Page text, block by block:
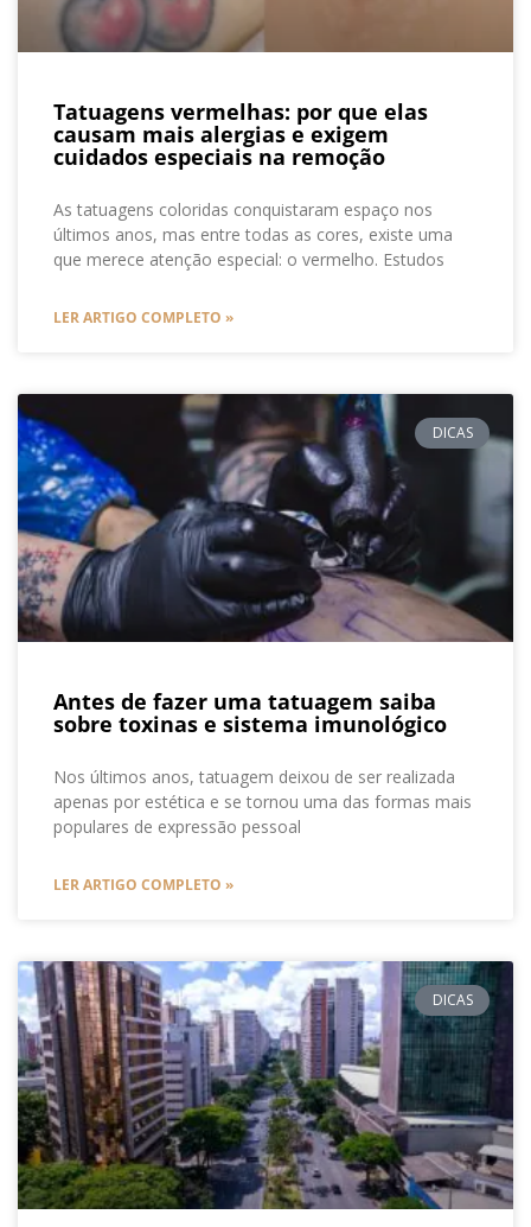
Tatuagens vermelhas: por que elas
causam mais alergias e exigem
cuidados especiais na remoção
As tatuagens coloridas conquistaram espaço nos
últimos anos, mas entre todas as cores, existe uma
que merece atenção especial: o vermelho. Estudos
LER ARTIGO COMPLETO »
DICAS
Antes de fazer uma tatuagem saiba
sobre toxinas e sistema imunológico
Nos últimos anos, tatuagem deixou de ser realizada
apenas por estética e se tornou uma das formas mais
populares de expressão pessoal
LER ARTIGO COMPLETO »
DICAS